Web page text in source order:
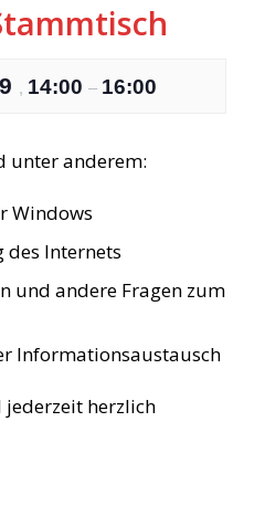
, 14:00 – 16:00
unter anderem:
Windows
des Internets
und andere Fragen zum
Informationsaustausch
jederzeit herzlich